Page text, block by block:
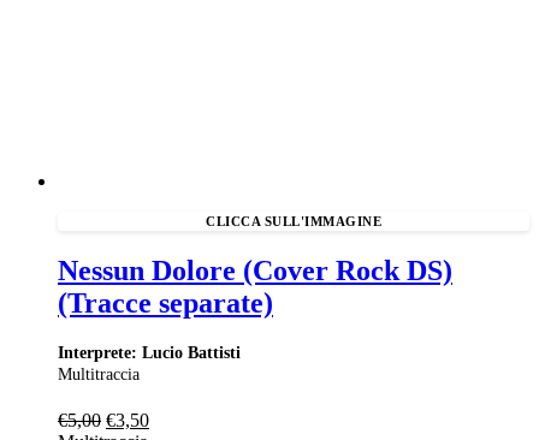
Nessun Dolore (Cover Rock DS)
(Tracce separate)
Interprete: Lucio Battisti
Multitraccia
€5,00 Il
€3,50Il